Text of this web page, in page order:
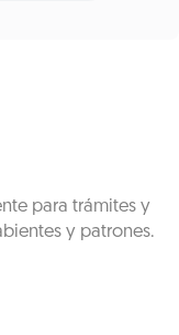
para trámites y
y patrones.